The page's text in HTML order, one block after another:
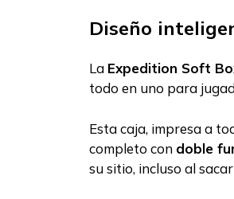
Diseño
La Expedition Soft
todo en uno para
Esta caja, impresa a
completo con doble
su sitio, incluso al